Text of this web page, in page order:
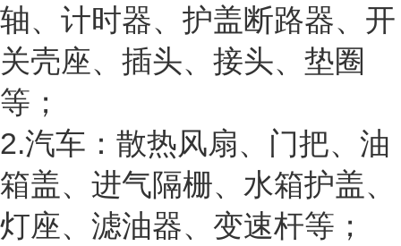
轴、计时器、护盖断路器、开
关壳座、插头、接头、垫圈
等；
2.汽车：散热风扇、门把、油
箱盖、进气隔栅、水箱护盖、
灯座、滤油器、变速杆等；